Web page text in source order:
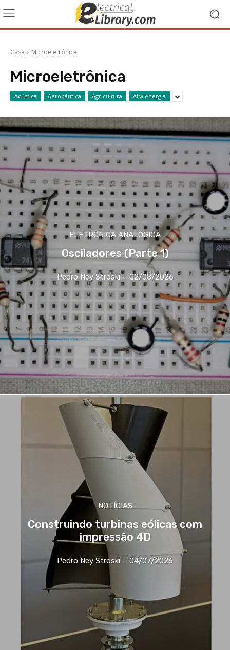
Casa Microeletrônica
Microeletrônica
Acústica Aeronáutica Agricultura Alta energia
ELETRÔNICA ANALÓGICA
Osciladores (Parte 1)
Pedro Ney Stroski - 02/08/2026
NOTÍCIAS
Construindo turbinas eólicas com
impressão 4D
Pedro Ney Stroski - 04/07/2026